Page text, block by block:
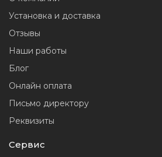
Установка и доставка
Отзывы
Наши работы
Блог
Онлайн оплата
Письмо директору
Реквизиты
Сервис